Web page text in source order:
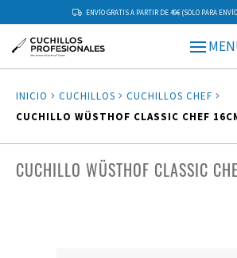
ENVÍO GRATIS A PARTIR DE 49€ (SOLO PARA
INICIO CUCHILLOS
CUCHILLOS CHEF
CUCHILLO WÜSTHOF CLASSIC CHEF
CUCHILLO WÜSTHOF CLASSIC